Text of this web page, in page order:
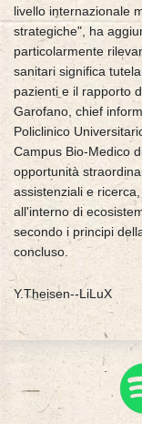
livello internazionale
strategiche", ha
particolarmente
sanitari significa
pazienti e il rapporto
Garofano, chief
Policlinico
Campus Bio-Medico
opportunità
assistenziali e
all'interno di
secondo i principi
concluso.
Y.Theisen--LiLuX